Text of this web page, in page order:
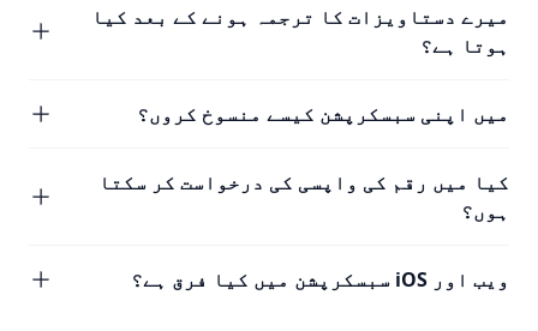
میرے دستاویزات کا ترجمہ ہونے کے بعد کیا
ہوتا ہے؟
میں اپنی سبسکرپشن کیسے منسوخ کروں؟
کیا میں رقم کی واپسی کی درخواست کر سکتا
ہوں؟
ویب اور iOS سبسکرپشن میں کیا فرق ہے؟